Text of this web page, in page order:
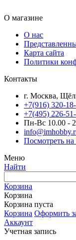
О магазине
О нас
Карта сайта
Политики
Контакты
г. Москва,
+7(916) 320-
+7(495) 226-
Пн-Вс 10.00 -
Посмотреть на
Меню
Найти
Корзина
Корзина
Корзина пуста
Корзина Оформить
Аккаунт
Учетная запись